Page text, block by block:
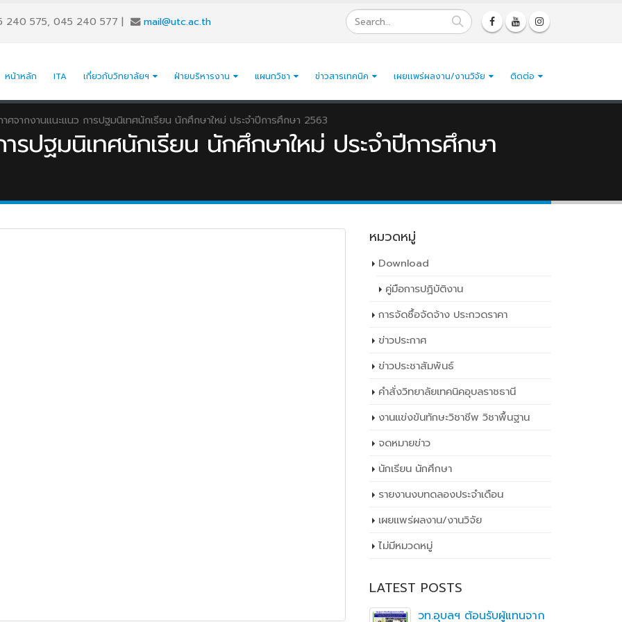
240 575, 045 240 577 | mail@utc.ac.th
หน้าหลัก ITA เกี่ยวกับวิทยาลัยฯ ฝ่ายบริหารงาน แผนกวิชา ข่าวสารเทคนิค เผยเเพร่ผลงาน/งานวิจัย ติดต่อ
าศจากงานแนะแนว การปฐมนิเทศนักเรียน นักศึกษาใหม่ ประจำปีการศึกษา 2563
รปฐมนิเทศนักเรียน นักศึกษาใหม่ ประจำปีการศึกษา
หมวดหมู่
Download
คู่มือการปฏิบัติงาน
การจัดซื้อจัดจ้าง ประกวดราคา
ข่าวประกาศ
ข่าวประชาสัมพันธ์
คำสั่งวิทยาลัยเทคนิคอุบลราชธานี
งานแข่งขันทักษะวิชาชีพ วิชาพื้นฐาน
จดหมายข่าว
นักเรียน นักศึกษา
รายงานงบทดลองประจำเดือน
เผยเเพร่ผลงาน/งานวิจัย
ไม่มีหมวดหมู่
LATEST POSTS
วท.อุบลฯ ต้อนรับผู้แทนจาก